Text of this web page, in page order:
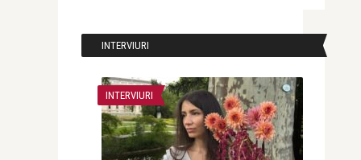
INTERVIURI
INTERVIURI